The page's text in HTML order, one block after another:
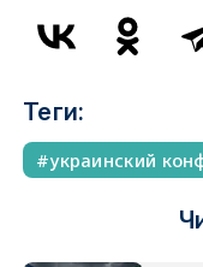
Теги:
украинский